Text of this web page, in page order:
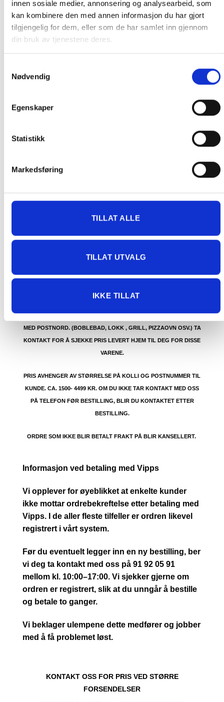
innen sosiale medier, annonsering og analysearbeid, som
kan kombinere den med annen informasjon du har gjort
tilgjengelig for dem, eller som de har samlet inn gjennom
din bruk av tjenestene deres.
Nødvendig
Egenskaper
Statistikk
Markedsføring
TILLAT ALLE
TILLAT UTVALG
IKKE TILLAT
Pakke til hentested. Velg enten Postnord eller Bring i
handlekurven/checkout. Prisen avhenger av vekt eller volumvekt
på pakken.
pakken enten for tung, eller varen har fått frakten fjernet pga.
butikk, og får derfor kun opp valget klikk & hent. Hør med oss på
GRATIS FRAKT (Levert til hentested/butikk, ikke
MED POSTNORD. DET VIL SI PAKKER FRA 0-35 KG MED
MAKSMÅL:35 kg / 105 x 40 x 40 cm
DET ER IKKE GRATIS FRAKT PÅ ORDRE SOM IKKE KAN SENDES
MED POSTNORD. (BOBLEBAD, LOKK , GRILL, PIZZAOVN OSV.) TA
KONTAKT FOR Å SJEKKE PRIS LEVERT HJEM TIL DEG FOR DISSE
VARENE.
PRIS AVHENGER AV STØRRELSE PÅ KOLLI OG POSTNUMMER TIL
KUNDE. CA. 1500- 4499 KR. OM DU IKKE TAR KONTAKT MED OSS
PÅ TELEFON FØR BESTILLING, BLIR DU KONTAKTET ETTER
BESTILLING.
ORDRE SOM IKKE BLIR BETALT FRAKT PÅ BLIR KANSELLERT.
Informasjon ved betaling med Vipps
Vi opplever for øyeblikket at enkelte kunder
ikke mottar ordrebekreftelse etter betaling med
Vipps. I de aller fleste tilfeller er ordren likevel
registrert i vårt system.
Før du eventuelt legger inn en ny bestilling, ber
vi deg ta kontakt med oss på 91 92 05 91
mellom kl. 10:00–17:00. Vi sjekker gjerne om
ordren er registrert, slik at du unngår å bestille
og betale to ganger.
Vi beklager ulempene dette medfører og jobber
med å få problemet løst.
KONTAKT OSS FOR PRIS VED STØRRE
FORSENDELSER